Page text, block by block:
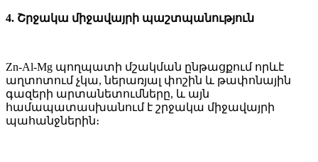
4. Շրջակա միջավայրի պաշտպանություն
Zn-Al-Mg պողպատի մշակման ընթացքում որևէ
աղտոտում չկա, ներառյալ փոշին և թափոնային
գազերի արտանետումները, և այն
համապատասխանում է շրջակա միջավայրի
պահանջներին։